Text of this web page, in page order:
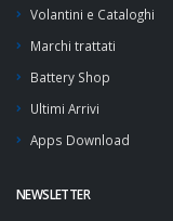
Volantini e Cataloghi
Marchi trattati
Battery Shop
Ultimi Arrivi
Apps Download
NEWSLETTER